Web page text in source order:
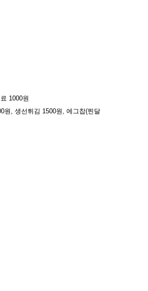
1000원
원, 생선튀김 1500원, 에그찹(찐달